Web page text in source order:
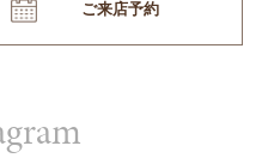
ご来店予約